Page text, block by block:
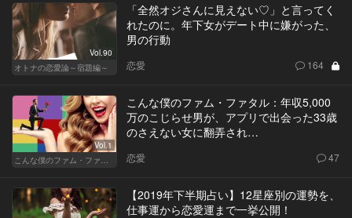
Vol.90
オトナの恋愛論～宿題編～
「全然オジさんに見えない♡」と言ってく
れたのに。年下女がデート中に嫌がった、
男の行動
恋愛 164
Vol.1
こんな僕のファム・ファタル
こんな僕のファム・ファタル：年収5,000
万のこじらせ男が、アプリで出会った33歳
のさえない女に翻弄され…
恋愛 47
【2019年下半期占い】12星座別の運勢を、
仕事運から恋愛運まで一挙公開！